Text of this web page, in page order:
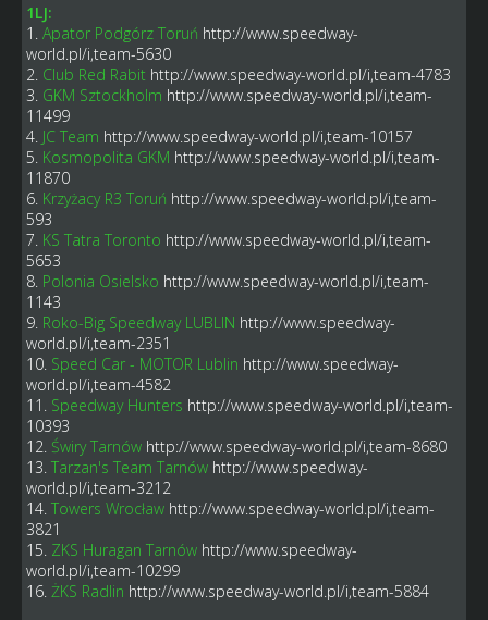
1LJ:
1. Apator Podgórz Toruń http://www.speedway-
world.pl/i,team-5630
2. Club Red Rabit http://www.speedway-world.pl/i,team-4783
3. GKM Sztockholm http://www.speedway-world.pl/i,team-
11499
4. JC Team http://www.speedway-world.pl/i,team-10157
5. Kosmopolita GKM http://www.speedway-world.pl/i,team-
11870
6. Krzyżacy R3 Toruń http://www.speedway-world.pl/i,team-
593
7. KS Tatra Toronto http://www.speedway-world.pl/i,team-
5653
8. Polonia Osielsko http://www.speedway-world.pl/i,team-
1143
9. Roko-Big Speedway LUBLIN http://www.speedway-
world.pl/i,team-2351
10. Speed Car - MOTOR Lublin http://www.speedway-
world.pl/i,team-4582
11. Speedway Hunters http://www.speedway-world.pl/i,team-
10393
12. Świry Tarnów http://www.speedway-world.pl/i,team-8680
13. Tarzan's Team Tarnów http://www.speedway-
world.pl/i,team-3212
14. Towers Wrocław http://www.speedway-world.pl/i,team-
3821
15. ZKS Huragan Tarnów http://www.speedway-
world.pl/i,team-10299
16. ŻKS Radlin http://www.speedway-world.pl/i,team-5884